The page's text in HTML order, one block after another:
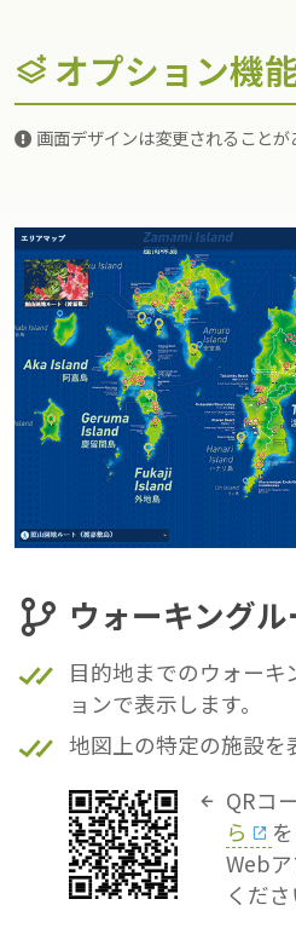
オプション機
画面デザインは変更されることが
ウォーキング
目的地までのウォー
ョンで表示します。
地図上の特定の施設を
QRコ
ら
Webア
くださ